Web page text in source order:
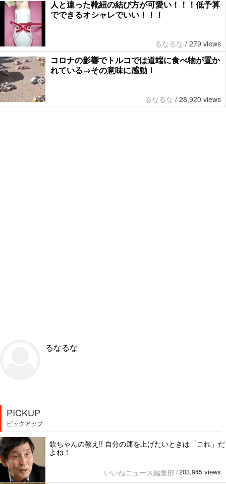
人と違った靴紐の結び方が可愛い！！！低予算
でできるオシャレでいい！！！
るなるな / 279 views
コロナの影響でトルコでは道端に食べ物が置か
れている→その意味に感動！
るなるな / 28,920 views
るなるな
PICKUP
ピックアップ
欽ちゃんの教え!! 自分の運を上げたいときは「これ」だ
よね！
いいねニュース編集部 / 203,945 views